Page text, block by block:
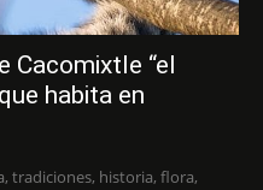
Cacomixtle “el
habita en
tradiciones, historia, flora,